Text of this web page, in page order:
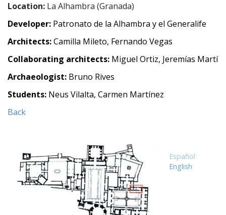
e
n
Location: La Alhambra (Granada)
Developer: Patronato de la Alhambra y el Generalife
Architects:Camilla Mileto, Fernando Vegas
Collaborating architects: Miguel Ortiz, Jeremías Martí
Archaeologist: Bruno Rives
Students: Neus Vilalta, Carmen Martínez
Back
Español
English